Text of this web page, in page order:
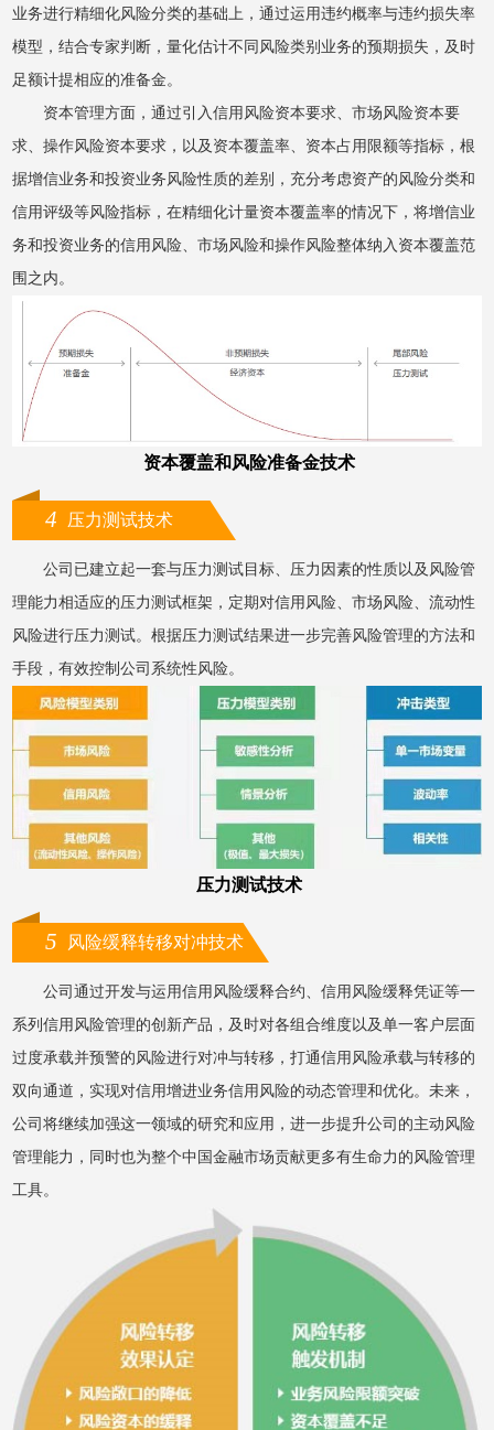
业务进行精细化风险分类的基础上，通过运用违约概率与违约损失率
模型，结合专家判断，量化估计不同风险类别业务的预期损失，及时
足额计提相应的准备金。
资本管理方面，通过引入信用风险资本要求、市场风险资本要
求、操作风险资本要求，以及资本覆盖率、资本占用限额等指标，根
据增信业务和投资业务风险性质的差别，充分考虑资产的风险分类和
信用评级等风险指标，在精细化计量资本覆盖率的情况下，将增信业
务和投资业务的信用风险、市场风险和操作风险整体纳入资本覆盖范
围之内。
资本覆盖和风险准备金技术
4 压力测试技术
公司已建立起一套与压力测试目标、压力因素的性质以及风险管
理能力相适应的压力测试框架，定期对信用风险、市场风险、流动性
风险进行压力测试。根据压力测试结果进一步完善风险管理的方法和
手段，有效控制公司系统性风险。
压力测试技术
5 风险缓释转移对冲技术
公司通过开发与运用信用风险缓释合约、信用风险缓释凭证等一
系列信用风险管理的创新产品，及时对各组合维度以及单一客户层面
过度承载并预警的风险进行对冲与转移，打通信用风险承载与转移的
双向通道，实现对信用增进业务信用风险的动态管理和优化。未来，
公司将继续加强这一领域的研究和应用，进一步提升公司的主动风险
管理能力，同时也为整个中国金融市场贡献更多有生命力的风险管理
工具。